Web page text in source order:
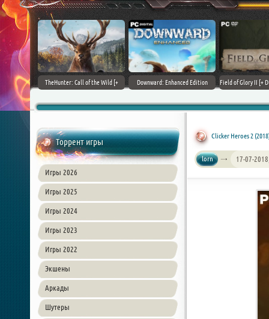
(2017)
TheHunter: Call of the Wild [+
Downward: Enhanced Edition
Field of Glory II [+
Торрент игры
Игры 2026
Игры 2025
Игры 2024
Игры 2023
Игры 2022
Экшены
Аркады
Шутеры
Clicker Heroes 2
lorn 17-07-